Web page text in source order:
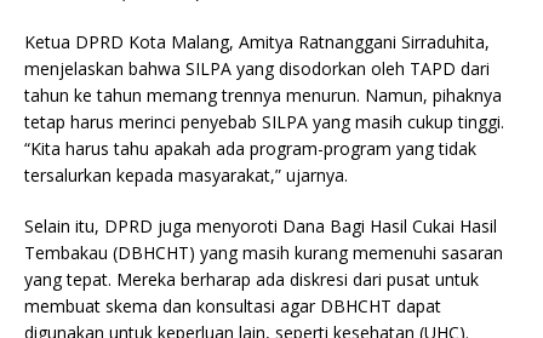
Ketua DPRD Kota Malang, Amitya Ratnanggani Sirraduhita,
menjelaskan bahwa SILPA yang disodorkan oleh TAPD dari
tahun ke tahun memang trennya menurun. Namun, pihaknya
tetap harus merinci penyebab SILPA yang masih cukup tinggi.
“Kita harus tahu apakah ada program-program yang tidak
tersalurkan kepada masyarakat,” ujarnya.
Selain itu, DPRD juga menyoroti Dana Bagi Hasil Cukai Hasil
Tembakau (DBHCHT) yang masih kurang memenuhi sasaran
yang tepat. Mereka berharap ada diskresi dari pusat untuk
membuat skema dan konsultasi agar DBHCHT dapat
digunakan untuk keperluan lain, seperti kesehatan (UHC).